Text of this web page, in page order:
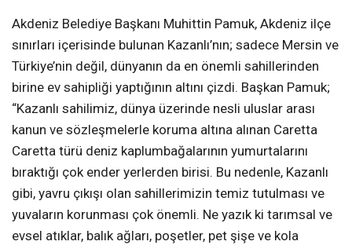
Akdeniz Belediye Başkanı Muhittin Pamuk, Akdeniz ilçe
sınırları içerisinde bulunan Kazanlı’nın; sadece Mersin ve
Türkiye’nin değil, dünyanın da en önemli sahillerinden
birine ev sahipliği yaptığının altını çizdi. Başkan Pamuk;
“Kazanlı sahilimiz, dünya üzerinde nesli uluslar arası
kanun ve sözleşmelerle koruma altına alınan Caretta
Caretta türü deniz kaplumbağalarının yumurtalarını
bıraktığı çok ender yerlerden birisi. Bu nedenle, Kazanlı
gibi, yavru çıkışı olan sahillerimizin temiz tutulması ve
yuvaların korunması çok önemli. Ne yazık ki tarımsal ve
evsel atıklar, balık ağları, poşetler, pet şişe ve kola